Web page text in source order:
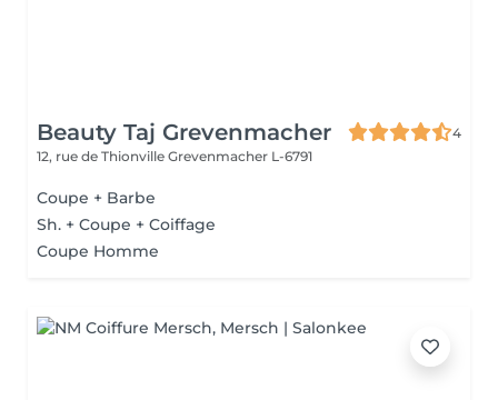
Beauty Taj Grevenmacher
4
12, rue de Thionville Grevenmacher L-6791
Coupe + Barbe
Sh. + Coupe + Coiffage
Coupe Homme